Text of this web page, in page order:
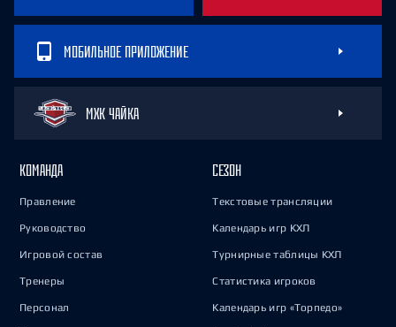
МОБИЛЬНОЕ ПРИЛОЖЕНИЕ
МХК ЧАЙКА
КОМАНДА
Правление
Руководство
Игровой состав
Тренеры
Персонал
СЕЗОН
Текстовые трансляции
Календарь игр КХЛ
Турнирные таблицы КХЛ
Статистика игроков
Календарь игр «Торпедо»